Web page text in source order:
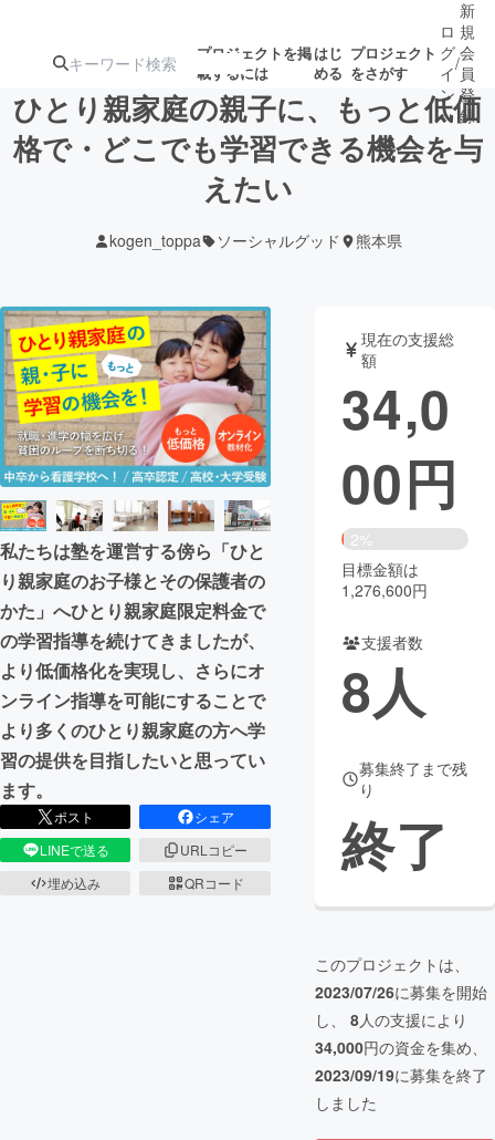
プロジェクトを掲
載するには
はじ
める
プロジェクト
をさがす
注目の新着プロ募集終了が近いプ
テクノロジー・ガジェット
映像・映画 書籍・雑誌
ビジネス・起業 チャレンジ
まちづくり・地域活性化
CAMPFIRE for Social Good
CAMPFIRE Creation
CAMPFIREふるさと納税
コミュニティ
ロ
グ
イ
ン
/
新
規
会
員
登
録
ひとり親家庭の親子に、もっと低価
格で・どこでも学習できる機会を与
えたい
kogen_toppa ソーシャルグッド 熊本県
私たちは塾を運営する傍ら「ひと
り親家庭のお子様とその保護者の
かた」へひとり親家庭限定料金で
の学習指導を続けてきましたが、
より低価格化を実現し、さらにオ
ンライン指導を可能にすることで
より多くのひとり親家庭の方へ学
習の提供を目指したいと思ってい
ます。
ポスト
シェア
LINEで送る
URLコピー
埋め込み
QRコード
現在の支援総
額
34,0
00円
2%
目標金額は
1,276,600円
支援者数
8人
募集終了まで残
り
終了
このプロジェクトは、
2023/07/26に募集を開始
し、 8人の支援により
34,000円の資金を集め、
2023/09/19に募集を終了
しました